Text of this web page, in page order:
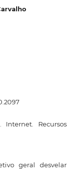
Internet. Recursos
geral desvelar